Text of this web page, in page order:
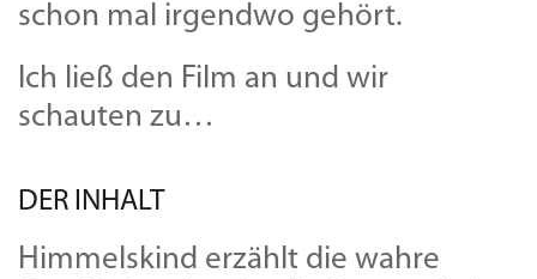
schon mal irgendwo gehört.
Ich ließ den Film an und wir
schauten zu…
DER INHALT
Himmelskind erzählt die wahre